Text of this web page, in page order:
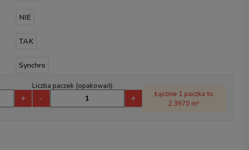
NIE
TAK
Synchro
+
Liczba paczek (opakowań):
- +
Łącznie 1 paczka to
2.3970 m²